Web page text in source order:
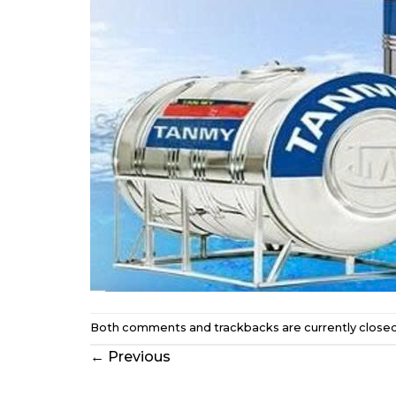
Both comments and trackbacks are currently
← Previous